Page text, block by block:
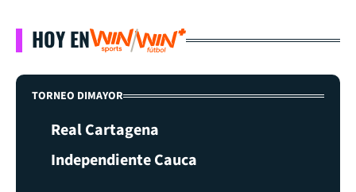
HOY EN
TORNEO DIMAYOR
Real Cartagena
Independiente Cauca